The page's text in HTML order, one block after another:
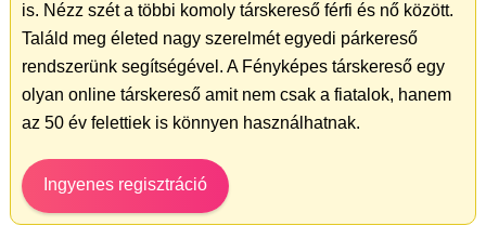
is. Nézz szét a többi komoly társkereső férfi és nő között.
Találd meg életed nagy szerelmét egyedi párkereső
rendszerünk segítségével. A Fényképes társkereső egy
olyan online társkereső amit nem csak a fiatalok, hanem
az 50 év felettiek is könnyen használhatnak.
Ingyenes regisztráció